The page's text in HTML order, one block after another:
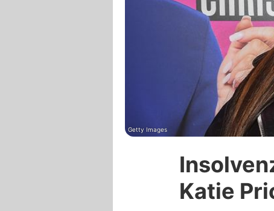
Getty Images
Katie